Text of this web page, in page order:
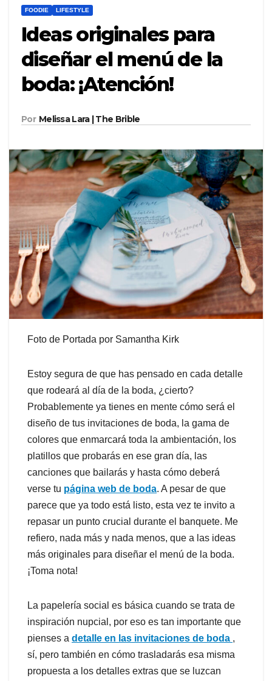
FOODIE LIFESTYLE
Ideas originales para
diseñar el menú de la
boda: ¡Atención!
Por Melissa Lara | The Brible
Foto de Portada por Samantha Kirk
Estoy segura de que has pensado en cada detalle
que rodeará al día de la boda, ¿cierto?
Probablemente ya tienes en mente cómo será el
diseño de tus invitaciones de boda, la gama de
colores que enmarcará toda la ambientación, los
platillos que probarás en ese gran día, las
canciones que bailarás y hasta cómo deberá
verse tu página web de boda. A pesar de que
parece que ya todo está listo, esta vez te invito a
repasar un punto crucial durante el banquete. Me
refiero, nada más y nada menos, que a las ideas
más originales para diseñar el menú de la boda.
¡Toma nota!
La papelería social es básica cuando se trata de
inspiración nupcial, por eso es tan importante que
pienses a detalle en las invitaciones de boda ,
sí, pero también en cómo trasladarás esa misma
propuesta a los detalles extras que se luzcan